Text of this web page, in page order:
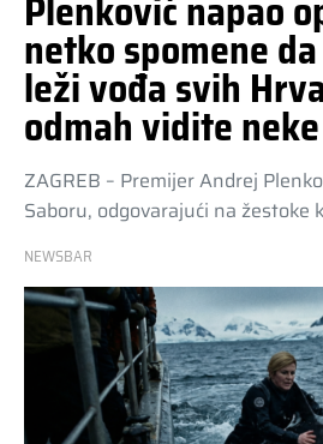
Plenković napao
netko spomene
leži vođa svih
odmah vidite
ZAGREB – Premijer Andrej
Saboru, odgovarajući na žestoke
NEWSBAR